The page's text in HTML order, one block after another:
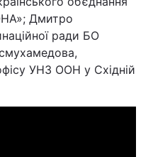
Дмитро
ради БО
УНЗ ООН у Східній